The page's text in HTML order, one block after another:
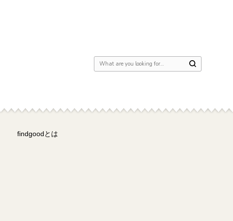
Looking for Something?
findgoodとは